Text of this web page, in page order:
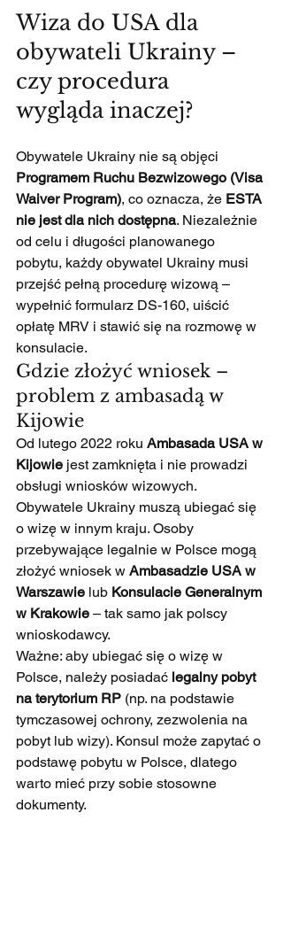
Wiza do USA dla
obywateli Ukrainy –
czy procedura
wygląda inaczej?
Obywatele Ukrainy nie są objęci
Programem Ruchu Bezwizowego (Visa
Waiver Program), co oznacza, że ESTA
nie jest dla nich dostępna. Niezależnie
od celu i długości planowanego
pobytu, każdy obywatel Ukrainy musi
przejść pełną procedurę wizową –
wypełnić formularz DS-160, uiścić
opłatę MRV i stawić się na rozmowę w
konsulacie.
Gdzie złożyć wniosek –
problem z ambasadą w
Kijowie
Od lutego 2022 roku Ambasada USA w
Kijowie jest zamknięta i nie prowadzi
obsługi wniosków wizowych.
Obywatele Ukrainy muszą ubiegać się
o wizę w innym kraju. Osoby
przebywające legalnie w Polsce mogą
złożyć wniosek w Ambasadzie USA w
Warszawie lub Konsulacie Generalnym
w Krakowie – tak samo jak polscy
wnioskodawcy.
Ważne: aby ubiegać się o wizę w
Polsce, należy posiadać legalny pobyt
na terytorium RP (np. na podstawie
tymczasowej ochrony, zezwolenia na
pobyt lub wizy). Konsul może zapytać o
podstawę pobytu w Polsce, dlatego
warto mieć przy sobie stosowne
dokumenty.